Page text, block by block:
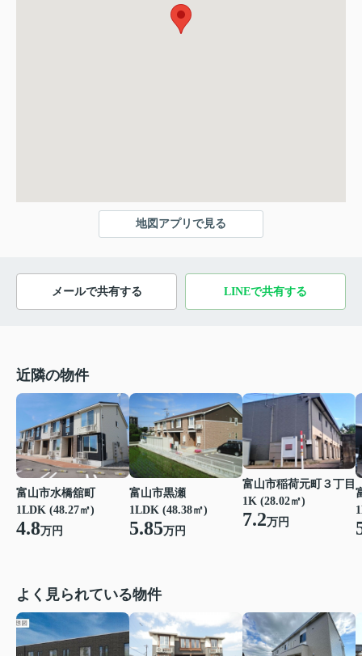
地図アプリで見る
メールで共有する LINEで共有する
近隣の物件
富山市水橋舘町
1LDK (48.27㎡)
4.8万円
富山市黒瀬
1LDK (48.38㎡)
5.85万円
富山市稲荷元町３丁目
1K (28.02㎡)
7.2万円
よく見られている物件